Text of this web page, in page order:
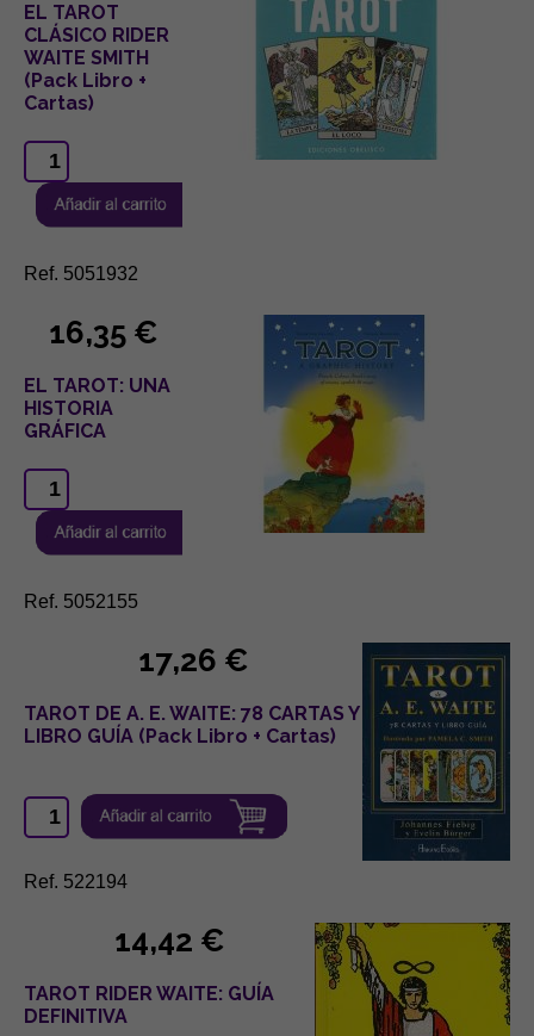
EL TAROT
CLÁSICO RIDER
WAITE SMITH
(Pack Libro +
Cartas)
Ref. 5051932
16,35 €
EL TAROT: UNA
HISTORIA
GRÁFICA
Ref. 5052155
17,26 €
TAROT DE A. E. WAITE: 78 CARTAS Y
LIBRO GUÍA (Pack Libro + Cartas)
Ref. 522194
14,42 €
TAROT RIDER WAITE: GUÍA
DEFINITIVA